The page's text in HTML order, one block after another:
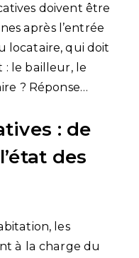
doivent être
après l’entrée
locataire, qui doit
: le bailleur, le
? Réponse…
: de
des
les
à la charge du